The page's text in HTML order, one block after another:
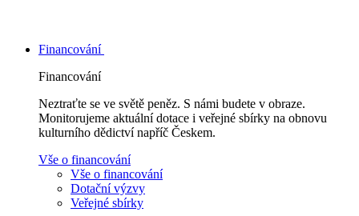
Financování
Financování
Neztraťte se ve světě peněz. S námi budete v obraze.
Monitorujeme aktuální dotace i veřejné sbírky na obnovu
kulturního dědictví napříč Českem.
Vše o financování
Vše o financování
Dotační výzvy
Veřejné sbírky